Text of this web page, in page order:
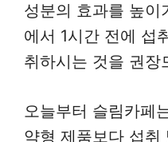
성분의 효과를 높
에서 1시간 전에 섭
취하시는 것을 권장
오늘부터 슬림카페
약형 제품보다 섭취